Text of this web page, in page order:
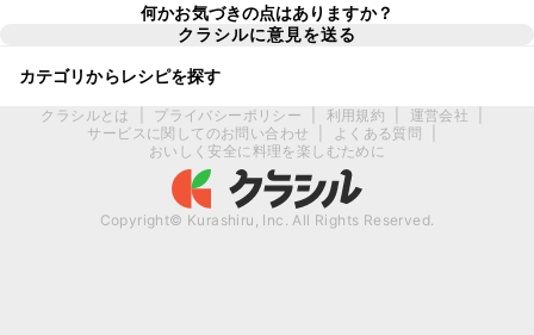
何かお気づきの点はありますか？
クラシルに意見を送る
カテゴリからレシピを探す
クラシルとは プライバシーポリシー 利用規約 運営会社
サービスに関してのお問い合わせ
よくある質問
おいしく安全に料理を楽しむために
Copyright© Kurashiru, Inc. All Rights Reserved.